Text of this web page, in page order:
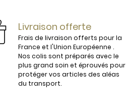
vous conviendra parfaitement.
France sont légèrement
Livraison offerte
Frais de livraison offerts pour la
France et l'Union Européenne .
Nos colis sont préparés avec le
plus grand soin et éprouvés pour
protéger vos articles des aléas
du transport.